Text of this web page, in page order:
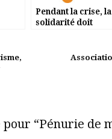
Pendant la crise, la
solidarité doit
“Pénurie de